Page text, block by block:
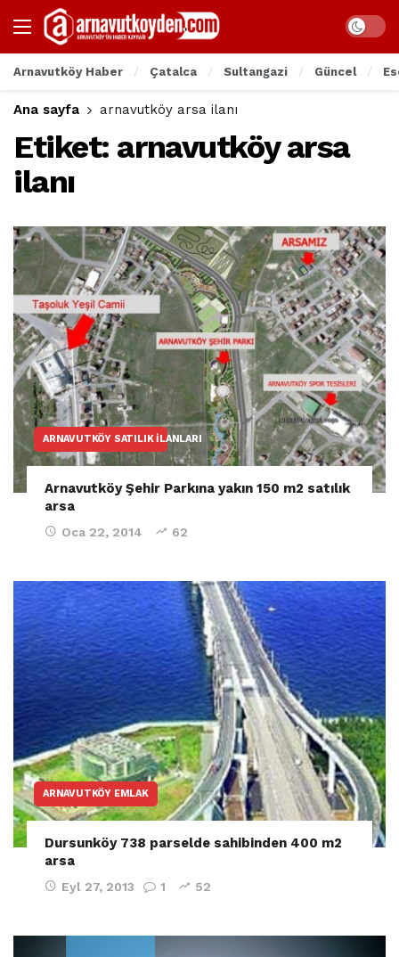
Arnavutköy Haber Çatalca Sultangazi Güncel
Ana sayfa arnavutköy arsa ilanı
Etiket: arnavutköy arsa
ilanı
ARNAVUTKÖY SATILIK İLANLARI
Arnavutköy Şehir Parkına yakın 150 m2 satılık
arsa
Oca 22, 2014 62
ARNAVUTKÖY EMLAK
Dursunköy 738 parselde sahibinden 400 m2
arsa
Eyl 27, 2013 1 52